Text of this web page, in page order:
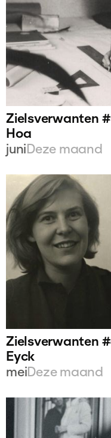
Zielsverwanten
Hoa
juniDeze maand
Zielsverwanten
Eyck
meiDeze maand